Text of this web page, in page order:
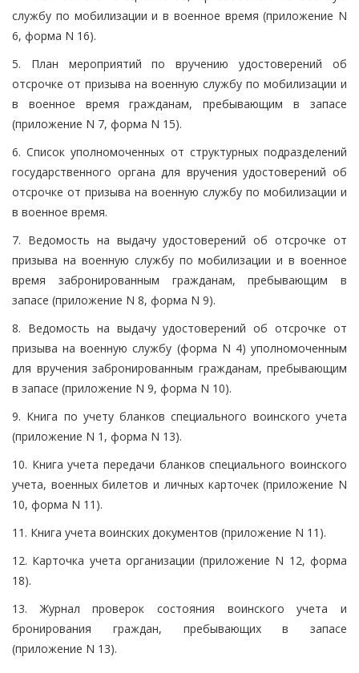
службу по мобилизации и в военное время (приложение N
6, форма N 16).
5. План мероприятий по вручению удостоверений об
отсрочке от призыва на военную службу по мобилизации и
в военное время гражданам, пребывающим в запасе
(приложение N 7, форма N 15).
6. Список уполномоченных от структурных подразделений
государственного органа для вручения удостоверений об
отсрочке от призыва на военную службу по мобилизации и
в военное время.
7. Ведомость на выдачу удостоверений об отсрочке от
призыва на военную службу по мобилизации и в военное
время забронированным гражданам, пребывающим в
запасе (приложение N 8, форма N 9).
8. Ведомость на выдачу удостоверений об отсрочке от
призыва на военную службу (форма N 4) уполномоченным
для вручения забронированным гражданам, пребывающим
в запасе (приложение N 9, форма N 10).
9. Книга по учету бланков специального воинского учета
(приложение N 1, форма N 13).
10. Книга учета передачи бланков специального воинского
учета, военных билетов и личных карточек (приложение N
10, форма N 11).
11. Книга учета воинских документов (приложение N 11).
12. Карточка учета организации (приложение N 12, форма
18).
13. Журнал проверок состояния воинского учета и
бронирования граждан, пребывающих в запасе
(приложение N 13).